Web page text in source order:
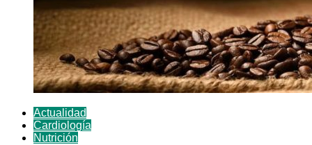
Actualidad
Cardiología
Nutrición